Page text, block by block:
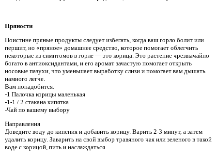
Пряности
Поистине пряные продукты следует избегать, когда ваш горло болит или
першит, но «пряное» домашнее средство, которое помогает облегчить
некоторые из симптомов в горле — это корица. Это растение чрезвычайно
богато в антиоксидантами, и его аромат зачастую помогает открыть
носовые пазухи, что уменьшает выработку слизи и помогает вам дышать
намного легче.
Вам понадобится:
-1 Палочка корицы маленькая
-1-1 / 2 стакана кипятка
-Чай по вашему выбору
Направления
Доведите воду до кипения и добавить корицу. Варить 2-3 минут, а затем
удалить корицу. Заварить на свой выбор травяного чая или зеленого в такой
воде с корицой, пить и наслаждаться.